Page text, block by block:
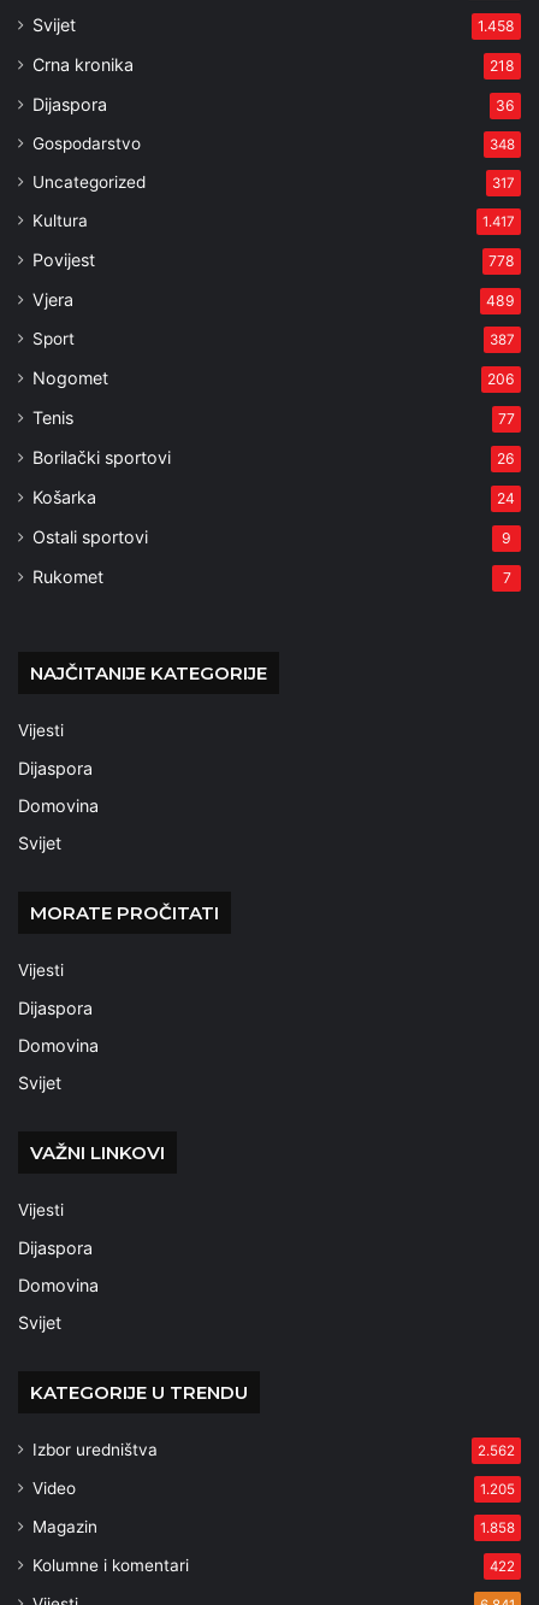
Svijet 1.458
Crna kronika 218
Dijaspora 36
Gospodarstvo 348
Uncategorized 317
Kultura 1.417
Povijest 778
Vjera 489
Sport 387
Nogomet 206
Tenis 77
Borilački sportovi 26
Košarka 24
Ostali sportovi 9
Rukomet 7
NAJČITANIJE KATEGORIJE
Vijesti
Dijaspora
Domovina
Svijet
MORATE PROČITATI
Vijesti
Dijaspora
Domovina
Svijet
VAŽNI LINKOVI
Vijesti
Dijaspora
Domovina
Svijet
KATEGORIJE U TRENDU
Izbor uredništva 2.562
Video 1.205
Magazin 1.858
Kolumne i komentari 422